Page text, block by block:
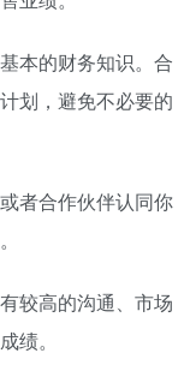
本的财务知识。合
划，避免不必要的
者合作伙伴认同你
较高的沟通、市场
绩。